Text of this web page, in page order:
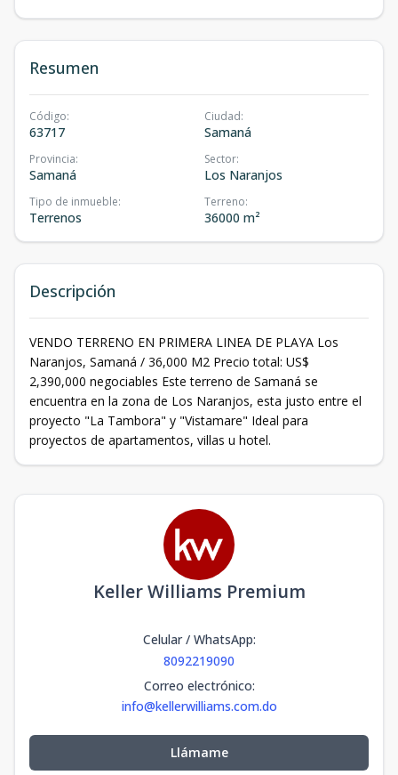
Resumen
Código:
63717
Ciudad:
Samaná
Provincia:
Samaná
Sector:
Los Naranjos
Tipo de inmueble:
Terrenos
Terreno:
36000 m²
Descripción
VENDO TERRENO EN PRIMERA LINEA DE PLAYA Los
Naranjos, Samaná / 36,000 M2 Precio total: US$
2,390,000 negociables Este terreno de Samaná se
encuentra en la zona de Los Naranjos, esta justo entre el
proyecto "La Tambora" y "Vistamare" Ideal para
proyectos de apartamentos, villas u hotel.
Keller Williams Premium
Celular / WhatsApp:
8092219090
Correo electrónico:
info@kellerwilliams.com.do
Llámame